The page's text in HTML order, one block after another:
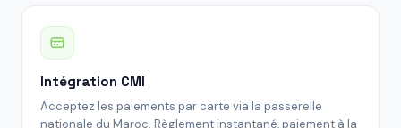
Intégration CMI
Acceptez les paiements par carte via la passerelle
nationale du Maroc. Règlement instantané, paiement à la